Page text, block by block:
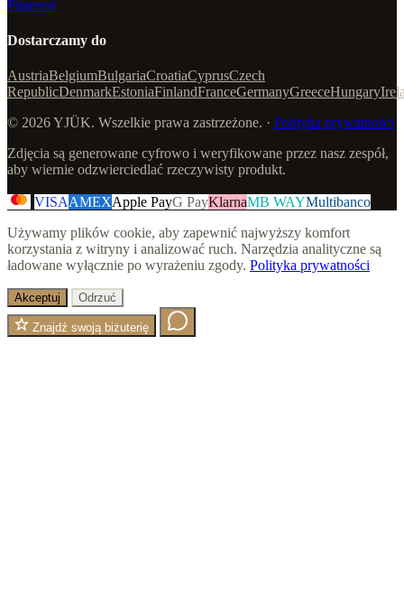
Pinterest
Dostarczamy do
AustriaBelgiumBulgariaCroatiaCyprusCzech
RepublicDenmarkEstoniaFinlandFranceGermanyGreeceHungary
© 2026 YJÜK. Wszelkie prawa zastrzeżone. · Polityka prywatności
Zdjęcia są generowane cyfrowo i weryfikowane przez nasz zespół,
aby wiernie odzwierciedlać rzeczywisty produkt.
VISAAMEXApple PayG PayKlarnaMB WAYMultibanco
Używamy plików cookie, aby zapewnić najwyższy komfort
korzystania z witryny i analizować ruch. Narzędzia analityczne są
ładowane wyłącznie po wyrażeniu zgody. Polityka prywatności
Akceptuj Odrzuć
Znajdź swoją biżuterię